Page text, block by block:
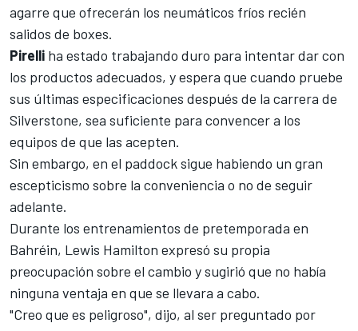
agarre que ofrecerán los neumáticos fríos recién
salidos de boxes.
Pirelli ha estado trabajando duro para intentar dar con
los productos adecuados, y espera que cuando pruebe
sus últimas especificaciones después de la carrera de
Silverstone, sea suficiente para convencer a los
equipos de que las acepten.
Sin embargo, en el paddock sigue habiendo un gran
escepticismo sobre la conveniencia o no de seguir
adelante.
Durante los entrenamientos de pretemporada en
Bahréin, Lewis Hamilton expresó su propia
preocupación sobre el cambio y sugirió que no había
ninguna ventaja en que se llevara a cabo.
"Creo que es peligroso", dijo, al ser preguntado por